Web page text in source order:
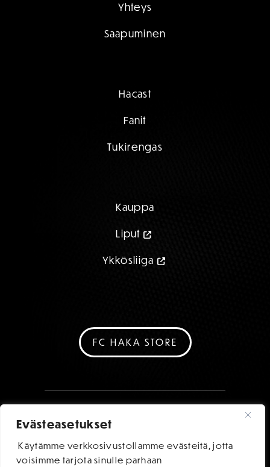
Evästeasetukset
Käytämme verkkosivustollamme evästeitä, jotta
voisimme tarjota sinulle parhaan
Yhteys
Saapuminen
Hacast
Fanit
Tukirengas
Kauppa
Liput
Ykkösliiga
FC HAKA STORE